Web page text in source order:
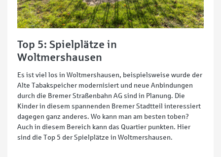
Top 5: Spielplätze in
Woltmershausen
Es ist viel los in Woltmershausen, beispielsweise wurde der
Alte Tabakspeicher modernisiert und neue Anbindungen
durch die Bremer Straßenbahn AG sind in Planung. Die
Kinder in diesem spannenden Bremer Stadtteil interessiert
dagegen ganz anderes. Wo kann man am besten toben?
Auch in diesem Bereich kann das Quartier punkten. Hier
sind die Top 5 der Spielplätze in Woltmershausen.